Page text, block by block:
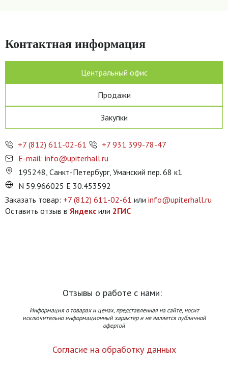
Контактная информация
Центральный офис
Продажи
Закупки
+7 (812) 611-02-61
+7 931 399-78-47
E-mail: info@upiterhall.ru
195248, Санкт-Петербург, Уманский пер. 68 к1
N 59.966025 E 30.453592
Заказать товар: +7 (812) 611-02-61 или info@upiterhall.ru
Оставить отзыв в Яндекс или 2ГИС
Отзывы о работе с нами:
Информация о товарах и ценах, представленная на сайте, носит
исключительно информационный характер и не является публичной
офертой
Согласие на обработку данных